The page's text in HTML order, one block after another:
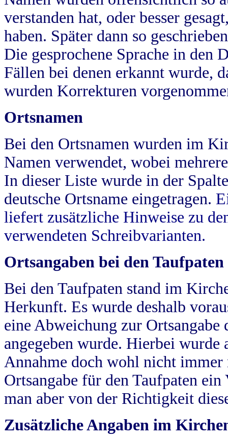
verstanden hat, oder besser
haben. Später dann so
Die gesprochene Sprache in
Fällen bei denen erkannt wurde,
wurden Korrekturen
Ortsnamen
Bei den Ortsnamen wurden im
Namen verwendet, wobei
In dieser Liste wurde in der
deutsche Ortsname eingetragen.
liefert zusätzliche Hinweise zu
verwendeten Schreibvarianten.
Ortsangaben bei den Taufpaten
Bei den Taufpaten stand im
Herkunft. Es wurde deshalb
eine Abweichung zur
angegeben wurde. Hierbei wurde
Annahme doch wohl nicht
Ortsangabe für den Taufpaten
man aber von der Richtigkeit
Zusätzliche Angaben im